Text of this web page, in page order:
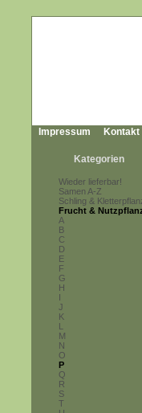
Impressum Kontakt
Kategorien
Wieder lieferbar!
Samen A-Z
Schling &
Frucht &
A
B
C
D
E
F
G
H
I
J
K
L
M
N
O
P
Q
R
S
T